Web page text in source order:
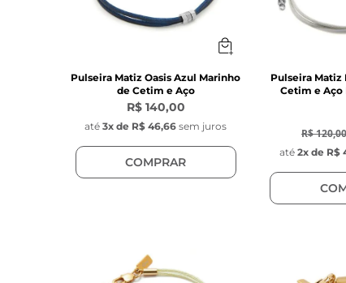
Pulseira Matiz Oasis Azul Marinho
de Cetim e Aço
R$ 140,00
até 3x de R$ 46,66 sem juros
COMPRAR
Pulseira Matiz
Cetim e Aço
R$ 120,00
até 2x de R$